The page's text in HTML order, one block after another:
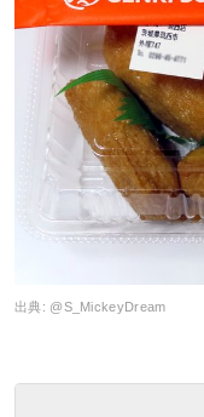
出典: @S_MickeyDream